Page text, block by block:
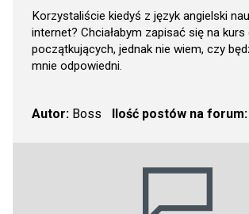
Korzystaliście kiedyś z język angielski
internet? Chciałabym zapisać się na kurs
początkujących, jednak nie wiem, czy
mnie odpowiedni.
Autor: Boss Ilość postów na forum: